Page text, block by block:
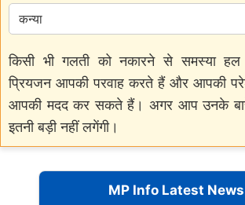
किसी भी गलती को नकारने से समस्या
प्रियजन आपकी परवाह करते हैं और आपकी
आपकी मदद कर सकते हैं। अगर आप उनके
इतनी बड़ी नहीं लगेंगी।
MP Info Latest News